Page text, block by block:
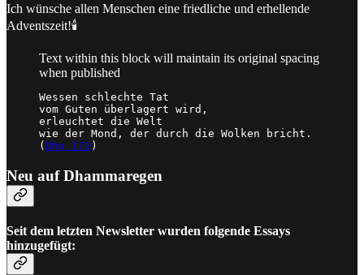
Ich wünsche allen Menschen eine friedliche und erhellende
Adventszeit!🕯️
Text within this block will maintain its original spacing
when published
Wessen schlechte Tat
vom Guten überlagert wird,
erleuchtet die Welt
wie der Mond, der durch die Wolken bricht.
( Dhp 173 )
Neu auf Dhammaregen
Seit dem letzten Newsletter wurden folgende Essays
hinzugefügt: